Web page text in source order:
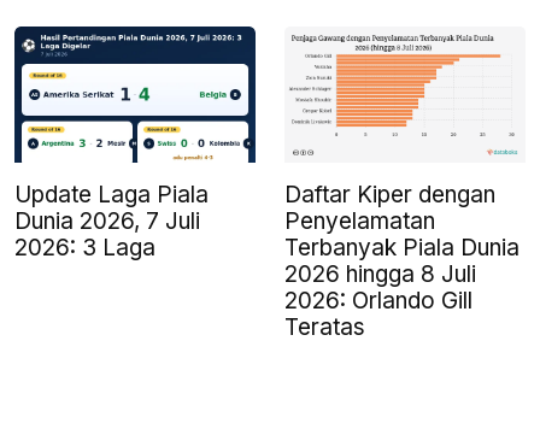
Update Laga Piala
Dunia 2026, 7 Juli
2026: 3 Laga
Daftar Kiper dengan
Penyelamatan
Terbanyak Piala Dunia
2026 hingga 8 Juli
2026: Orlando Gill
Teratas